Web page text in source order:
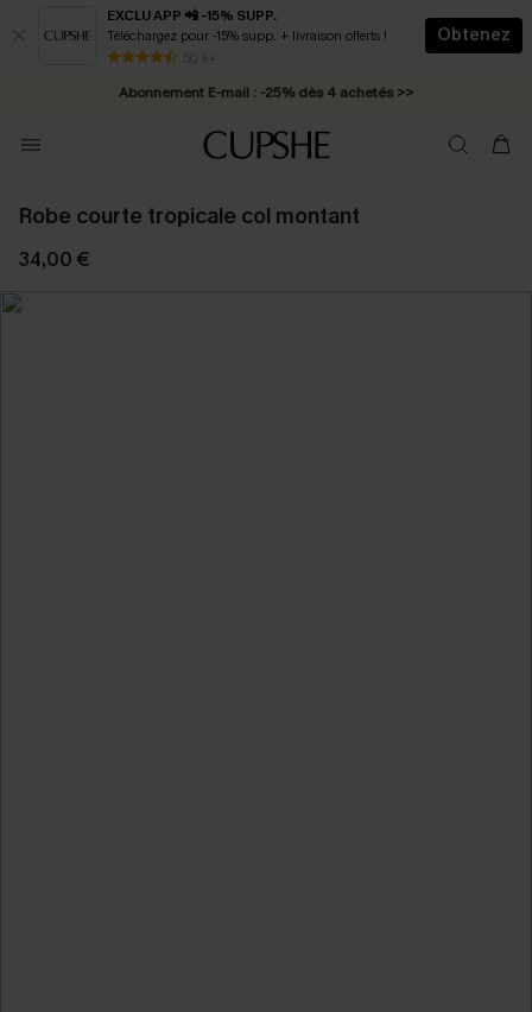
EXCLU APP 📲 -15% SUPP.
Téléchargez pour -15% supp. + livraison offerts !
50 k+
Obtenez
* Livraison éclair 2-3 jours ouvrés >>
Abonnement E-mail : -25% dès 4 achetés >>
Robe courte tropicale col montant
34,00 €